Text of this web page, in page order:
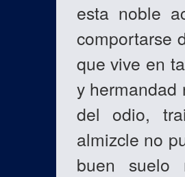
esta noble
comportarse
que vive en
y hermandad
del odio,
almizcle no
buen suelo